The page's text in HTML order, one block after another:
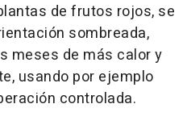
de frutos rojos, se
sombreada,
meses de más calor y
usando por ejemplo
controlada.